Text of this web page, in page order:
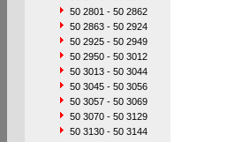
50 2801 - 50 2862
50 2863 - 50 2924
50 2925 - 50 2949
50 2950 - 50 3012
50 3013 - 50 3044
50 3045 - 50 3056
50 3057 - 50 3069
50 3070 - 50 3129
50 3130 - 50 3144